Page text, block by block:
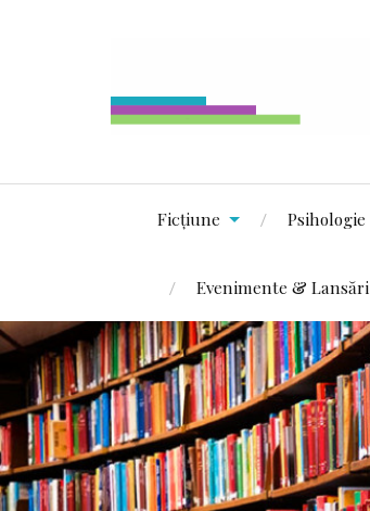
Ficțiune Psihologie
Evenimente & Lansări